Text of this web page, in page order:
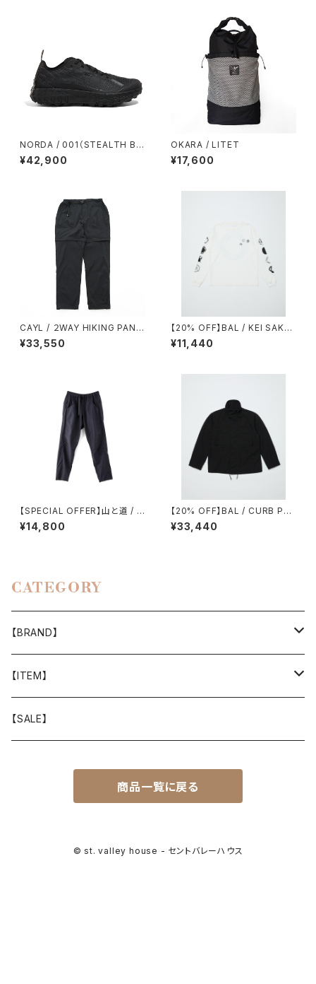
NORDA / 001（STEALTH BL
ACK）
¥42,900
OKARA / LITET
¥17,600
CAYL / ２WAY HIKING PANT
S（BLACK）
¥33,550
【20% OFF】BAL / KEI SAKA
WAKI 2
¥11,440
【SPECIAL OFFER】山と道 / D
W ５POCKET PANTS（MEN）
¥14,800
【20% OFF】BAL / CURB PO
CKET FIELD JACKET
¥33,440
CATEGORY
【BRAND】
山と道
T-SHIRT
迷迭香
Akihiro Wood Works
【ITEM】
WEAR
【SALE】
商品一覧に戻る
© st. valley house - セントバレーハウス